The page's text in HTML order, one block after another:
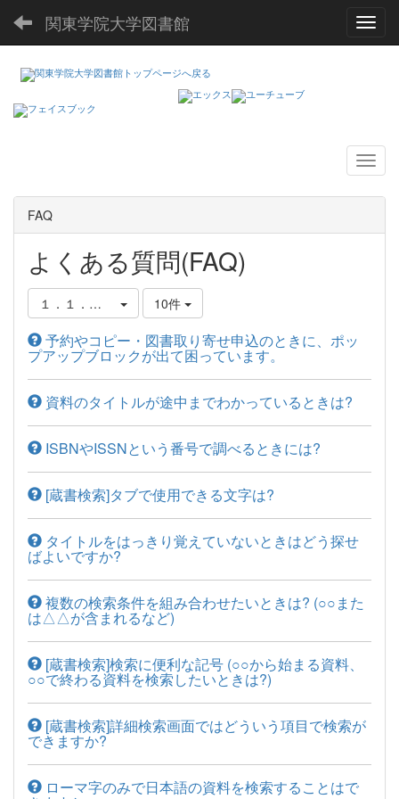
関東学院大学図書館
FAQ
よくある質問(FAQ)
１．１．図書館蔵書の調べ方
10件
予約やコピー・図書取り寄せ申込のときに、ポッ
プアップブロックが出て困っています。
資料のタイトルが途中までわかっているときは?
ISBNやISSNという番号で調べるときには?
[蔵書検索]タブで使用できる文字は?
タイトルをはっきり覚えていないときはどう探せ
ばよいですか?
複数の検索条件を組み合わせたいときは? (○○また
は△△が含まれるなど)
[蔵書検索]検索に便利な記号 (○○から始まる資料、
○○で終わる資料を検索したいときは?)
[蔵書検索]詳細検索画面ではどういう項目で検索が
できますか?
ローマ字のみで日本語の資料を検索することはで